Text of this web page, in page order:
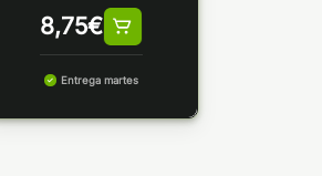
8,75€
Entrega martes